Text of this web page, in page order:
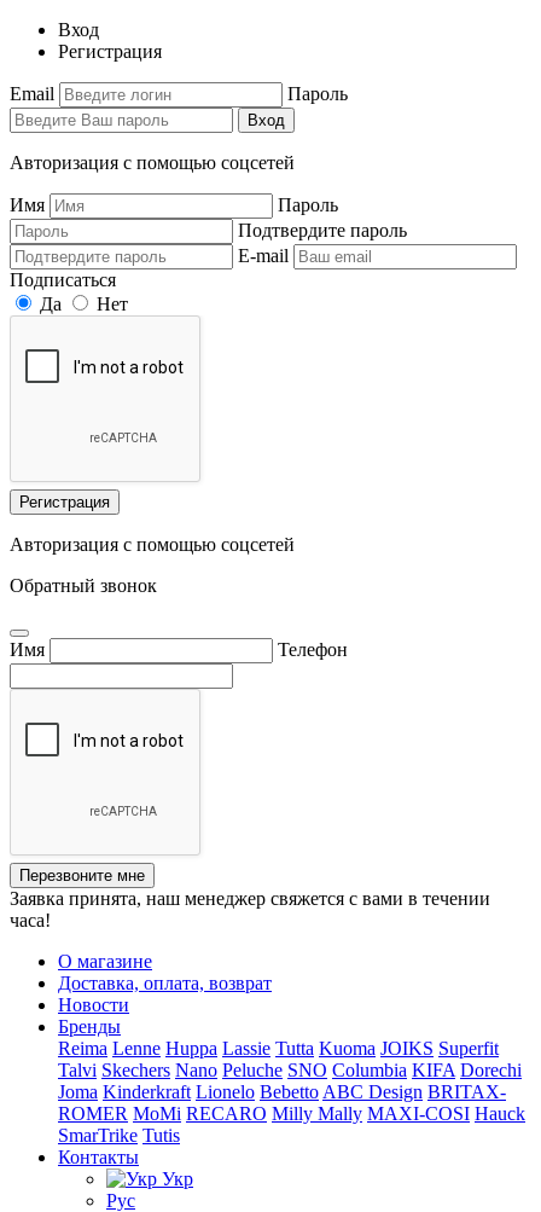
Вход
Регистрация
Email Пароль
Вход
Авторизация с помощью соцсетей
Имя
Пароль
Подтвердите пароль
E-mail
Подписаться
Да
Нет
Регистрация
Авторизация с помощью соцсетей
Обратный звонок
Имя Телефон
Перезвоните мне
Заявка принята, наш менеджер свяжется с вами в течении
часа!
О магазине
Доставка, оплата, возврат
Новости
Бренды
Reima Lenne Huppa Lassie Tutta Kuoma JOIKS Superfit
Talvi Skechers Nano Peluche SNO Columbia KIFA Dorechi
Joma Kinderkraft Lionelo Bebetto ABC Design BRITAX-
ROMER MoMi RECARO Milly Mally MAXI-COSI Hauck
SmarTrike Tutis
Контакты
Укр
Рус